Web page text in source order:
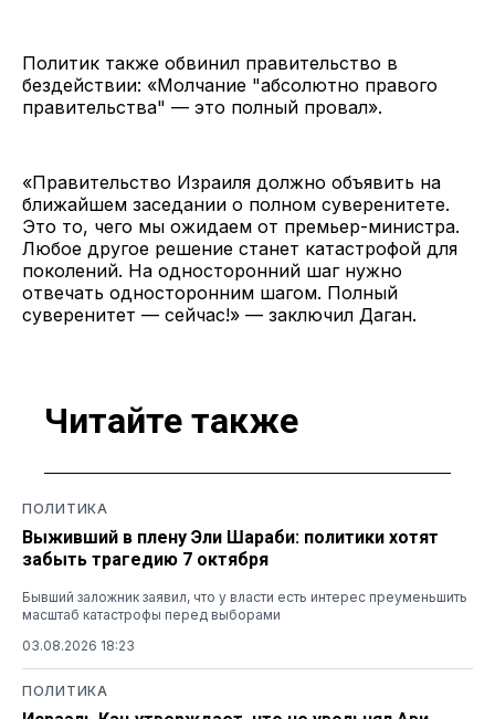
Политик также обвинил правительство в
бездействии: «Молчание "абсолютно правого
правительства" — это полный провал».
«Правительство Израиля должно объявить на
ближайшем заседании о полном суверенитете.
Это то, чего мы ожидаем от премьер-министра.
Любое другое решение станет катастрофой для
поколений. На односторонний шаг нужно
отвечать односторонним шагом. Полный
суверенитет — сейчас!» — заключил Даган.
Читайте также
ПОЛИТИКА
Выживший в плену Эли Шараби: политики хотят
забыть трагедию 7 октября
Бывший заложник заявил, что у власти есть интерес преуменьшить
масштаб катастрофы перед выборами
03.08.2026 18:23
ПОЛИТИКА